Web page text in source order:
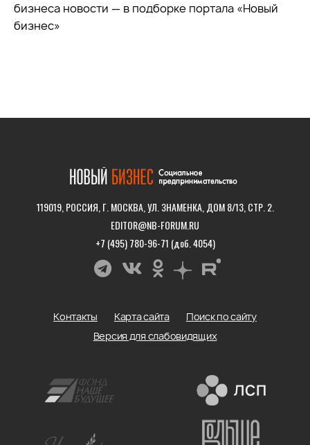
бизнеса новости — в подборке портала «Новый
бизнес»
119019, РОССИЯ, Г. МОСКВА, УЛ. ЗНАМЕНКА, ДОМ 8/13, СТР. 2.
EDITOR@NB-FORUM.RU
+7 (495) 780-96-71 (доб. 4054)
Контакты Карта сайта
Поиск по сайту
Версия для слабовидящих